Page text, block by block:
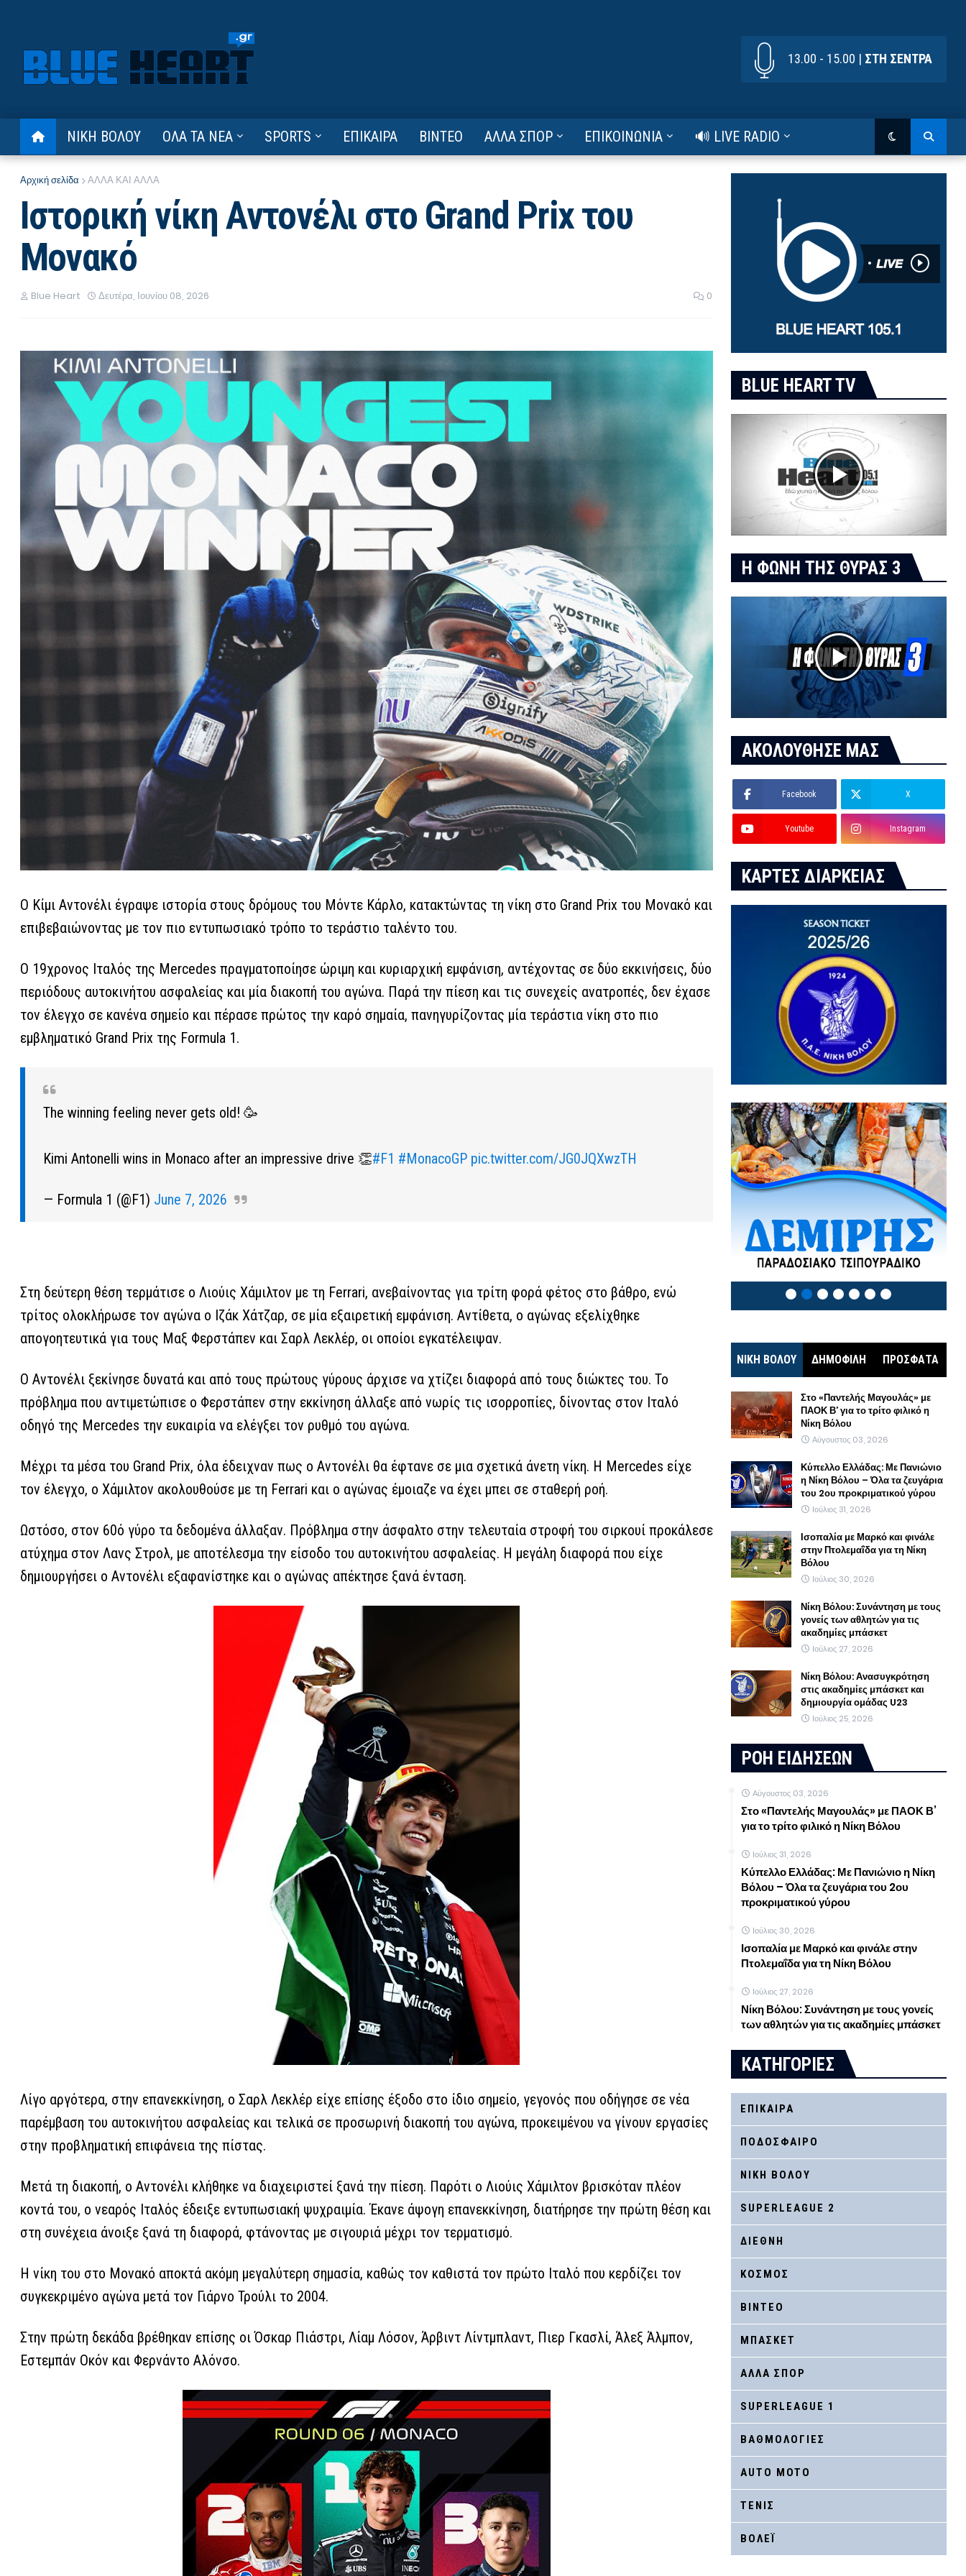
13.00 - 15.00 | ΣΤΗ ΣΕΝΤΡΑ
ΝΙΚΗ ΒΟΛΟΥ ΟΛΑ ΤΑ ΝΕΑ SPORTS ΕΠΙΚΑΙΡΑ ΒΙΝΤΕΟ ΑΛΛΑ ΣΠΟΡ ΕΠΙΚΟΙΝΩΝΙΑ 🔊 LIVE RADIO
Αρχική σελίδα ΑΛΛΑ ΚΑΙ ΑΛΛΑ
Ιστορική νίκη Αντονέλι στο Grand Prix του
Μονακό
Blue Heart Δευτέρα, Ιουνίου 08, 2026 0
Ο Κίμι Αντονέλι έγραψε ιστορία στους δρόμους του Μόντε Κάρλο, κατακτώντας τη νίκη στο Grand Prix του Μονακό και
επιβεβαιώνοντας με τον πιο εντυπωσιακό τρόπο το τεράστιο ταλέντο του.
Ο 19χρονος Ιταλός της Mercedes πραγματοποίησε ώριμη και κυριαρχική εμφάνιση, αντέχοντας σε δύο εκκινήσεις, δύο
περιόδους αυτοκινήτου ασφαλείας και μία διακοπή του αγώνα. Παρά την πίεση και τις συνεχείς ανατροπές, δεν έχασε
τον έλεγχο σε κανένα σημείο και πέρασε πρώτος την καρό σημαία, πανηγυρίζοντας μία τεράστια νίκη στο πιο
εμβληματικό Grand Prix της Formula 1.
The winning feeling never gets old! 🥳
Kimi Antonelli wins in Monaco after an impressive drive 👏#F1 #MonacoGP pic.twitter.com/JG0JQXwzTH
— Formula 1 (@F1) June 7, 2026
Στη δεύτερη θέση τερμάτισε ο Λιούις Χάμιλτον με τη Ferrari, ανεβαίνοντας για τρίτη φορά φέτος στο βάθρο, ενώ
τρίτος ολοκλήρωσε τον αγώνα ο Ιζάκ Χάτζαρ, σε μία εξαιρετική εμφάνιση. Αντίθετα, ο αγώνας εξελίχθηκε
απογοητευτικά για τους Μαξ Φερστάπεν και Σαρλ Λεκλέρ, οι οποίοι εγκατέλειψαν.
Ο Αντονέλι ξεκίνησε δυνατά και από τους πρώτους γύρους άρχισε να χτίζει διαφορά από τους διώκτες του. Το
πρόβλημα που αντιμετώπισε ο Φερστάπεν στην εκκίνηση άλλαξε από νωρίς τις ισορροπίες, δίνοντας στον Ιταλό
οδηγό της Mercedes την ευκαιρία να ελέγξει τον ρυθμό του αγώνα.
Μέχρι τα μέσα του Grand Prix, όλα έδειχναν πως ο Αντονέλι θα έφτανε σε μια σχετικά άνετη νίκη. Η Mercedes είχε
τον έλεγχο, ο Χάμιλτον ακολουθούσε με τη Ferrari και ο αγώνας έμοιαζε να έχει μπει σε σταθερή ροή.
Ωστόσο, στον 60ό γύρο τα δεδομένα άλλαξαν. Πρόβλημα στην άσφαλτο στην τελευταία στροφή του σιρκουί προκάλεσε
ατύχημα στον Λανς Στρολ, με αποτέλεσμα την είσοδο του αυτοκινήτου ασφαλείας. Η μεγάλη διαφορά που είχε
δημιουργήσει ο Αντονέλι εξαφανίστηκε και ο αγώνας απέκτησε ξανά ένταση.
Λίγο αργότερα, στην επανεκκίνηση, ο Σαρλ Λεκλέρ είχε επίσης έξοδο στο ίδιο σημείο, γεγονός που οδήγησε σε νέα
παρέμβαση του αυτοκινήτου ασφαλείας και τελικά σε προσωρινή διακοπή του αγώνα, προκειμένου να γίνουν εργασίες
στην προβληματική επιφάνεια της πίστας.
Μετά τη διακοπή, ο Αντονέλι κλήθηκε να διαχειριστεί ξανά την πίεση. Παρότι ο Λιούις Χάμιλτον βρισκόταν πλέον
κοντά του, ο νεαρός Ιταλός έδειξε εντυπωσιακή ψυχραιμία. Έκανε άψογη επανεκκίνηση, διατήρησε την πρώτη θέση και
στη συνέχεια άνοιξε ξανά τη διαφορά, φτάνοντας με σιγουριά μέχρι τον τερματισμό.
Η νίκη του στο Μονακό αποκτά ακόμη μεγαλύτερη σημασία, καθώς τον καθιστά τον πρώτο Ιταλό που κερδίζει τον
συγκεκριμένο αγώνα μετά τον Γιάρνο Τρούλι το 2004.
Στην πρώτη δεκάδα βρέθηκαν επίσης οι Όσκαρ Πιάστρι, Λίαμ Λόσον, Άρβιντ Λίντμπλαντ, Πιερ Γκασλί, Άλεξ Άλμπον,
Εστεμπάν Οκόν και Φερνάντο Αλόνσο.
BLUE HEART TV
Η ΦΩΝΗ ΤΗΣ ΘΥΡΑΣ 3
ΑΚΟΛΟΥΘΗΣΕ ΜΑΣ
Facebook X
Youtube Instagram
ΚΑΡΤΕΣ ΔΙΑΡΚΕΙΑΣ
3 / 8
ΝΙΚΗ ΒΟΛΟΥ ΔΗΜΟΦΙΛΗ ΠΡΟΣΦΑΤΑ
Στο «Παντελής Μαγουλάς» με
ΠΑΟΚ Β’ για το τρίτο φιλικό η
Νίκη Βόλου
Αύγουστος 03, 2026
Κύπελλο Ελλάδας: Με Πανιώνιο
η Νίκη Βόλου – Όλα τα ζευγάρια
του 2ου προκριματικού γύρου
Ιούλιος 31, 2026
Ισοπαλία με Μαρκό και φινάλε
στην Πτολεμαΐδα για τη Νίκη
Βόλου
Ιούλιος 30, 2026
Νίκη Βόλου: Συνάντηση με τους
γονείς των αθλητών για τις
ακαδημίες μπάσκετ
Ιούλιος 27, 2026
Νίκη Βόλου: Ανασυγκρότηση
στις ακαδημίες μπάσκετ και
δημιουργία ομάδας U23
Ιούλιος 25, 2026
ΡΟΗ ΕΙΔΗΣΕΩΝ
Αύγουστος 03, 2026
Στο «Παντελής Μαγουλάς» με ΠΑΟΚ Β’
για το τρίτο φιλικό η Νίκη Βόλου
Ιούλιος 31, 2026
Κύπελλο Ελλάδας: Με Πανιώνιο η Νίκη
Βόλου – Όλα τα ζευγάρια του 2ου
προκριματικού γύρου
Ιούλιος 30, 2026
Ισοπαλία με Μαρκό και φινάλε στην
Πτολεμαΐδα για τη Νίκη Βόλου
Ιούλιος 27, 2026
Νίκη Βόλου: Συνάντηση με τους γονείς
των αθλητών για τις ακαδημίες μπάσκετ
ΚΑΤΗΓΟΡΙΕΣ
ΕΠΙΚΑΙΡΑ
ΠΟΔΟΣΦΑΙΡΟ
ΝΙΚΗ ΒΟΛΟΥ
SUPERLEAGUE 2
ΔΙΕΘΝΗ
ΚΟΣΜΟΣ
ΒΙΝΤΕΟ
ΜΠΑΣΚΕΤ
ΑΛΛΑ ΣΠΟΡ
SUPERLEAGUE 1
ΒΑΘΜΟΛΟΓΙΕΣ
AUTO MOTO
ΤΕΝΙΣ
ΒΟΛΕΪ